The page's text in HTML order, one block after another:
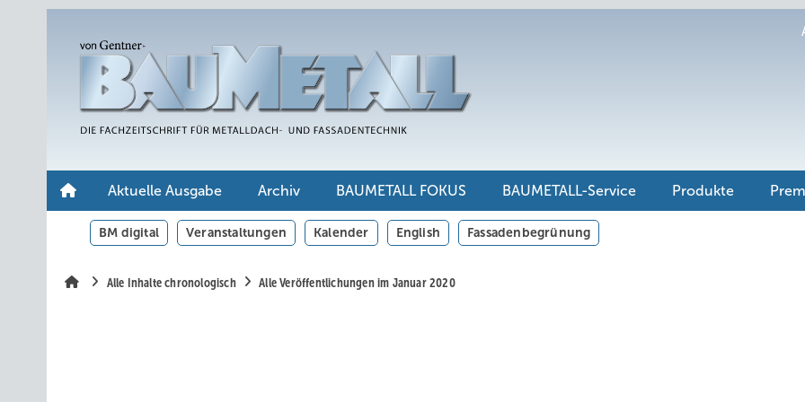
Aktuelle Ausgabe Archiv BAUMETALL FOKUS BAUMETALL-Service Produkte
BM digital Veranstaltungen Kalender English Fassadenbegrünung
Alle Inhalte chronologisch Alle Veröffentlichungen im Januar 2020